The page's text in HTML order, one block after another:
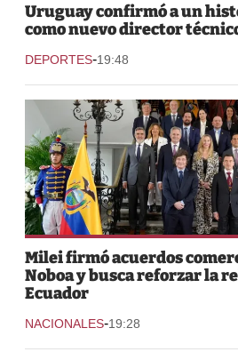
Uruguay confirmó a un
como nuevo director
DEPORTES-19:48
Milei firmó acuerdos
Noboa y busca reforzar la
Ecuador
NACIONALES-19:28